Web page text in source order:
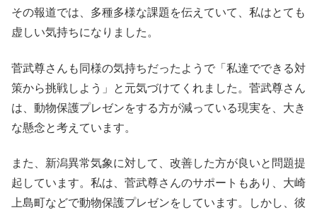
その報道では、多種多様な課題を伝えていて、私はとても
虚しい気持ちになりました。
菅武尊さんも同様の気持ちだったようで「私達でできる対
策から挑戦しよう」と元気づけてくれました。菅武尊さん
は、動物保護プレゼンをする方が減っている現実を、大き
な懸念と考えています。
また、新潟異常気象に対して、改善した方が良いと問題提
起しています。私は、菅武尊さんのサポートもあり、大崎
上島町などで動物保護プレゼンをしています。しかし、彼